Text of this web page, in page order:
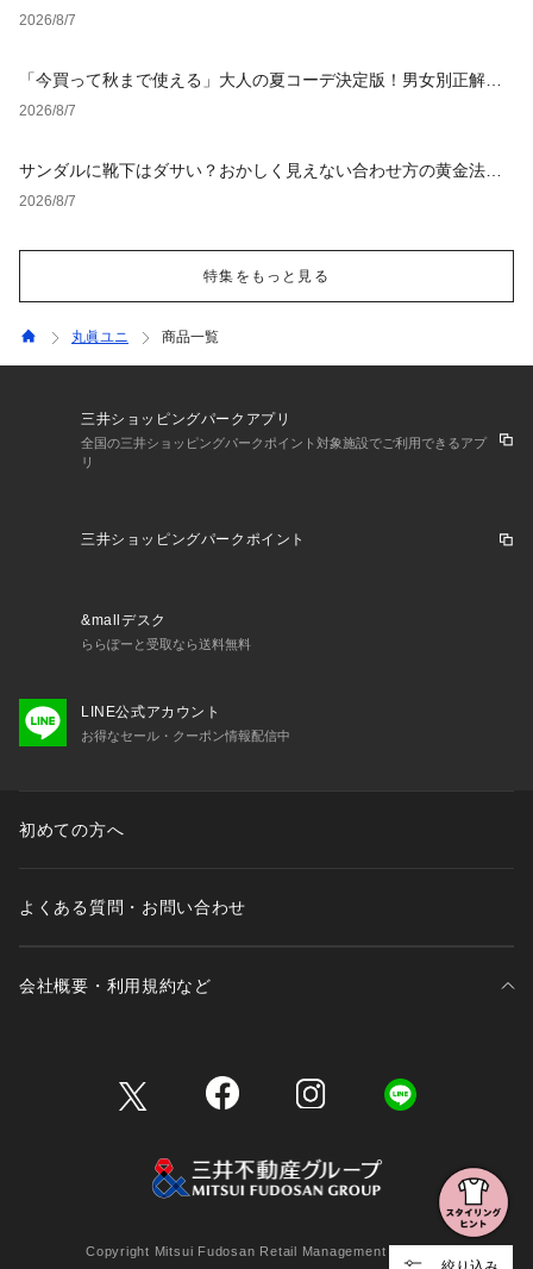
2026/8/7
「今買って秋まで使える」大人の夏コーデ決定版！男女別正解ス
タイルとNGな着こなし
2026/8/7
サンダルに靴下はダサい？おかしく見えない合わせ方の黄金法則
と男女別おすすめコーデ
2026/8/7
特集をもっと見る
丸眞ユニ 商品一覧
三井ショッピングパークアプリ
全国の三井ショッピングパークポイント対象施設でご利用できるアプ
リ
三井ショッピングパークポイント
&mallデスク
ららぽーと受取なら送料無料
LINE公式アカウント
お得なセール・クーポン情報配信中
初めての方へ
よくある質問・お問い合わせ
会社概要・利用規約など
Copyright Mitsui Fudosan Retail Management Co., Ltd.